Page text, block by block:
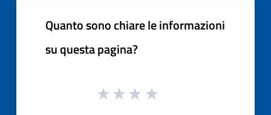
Quanto sono chiare le informazioni
su questa pagina?